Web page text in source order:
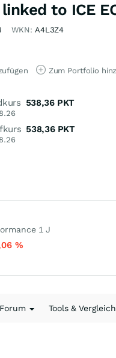
to ICE
WKN: A4L3Z4
Zum Portfolio
538,36 PKT
538,36 PKT
1 J
%
Forum Tools &